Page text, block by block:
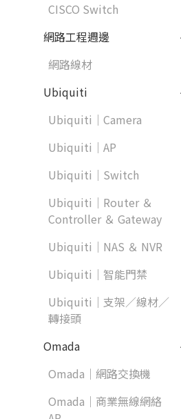
CISCO Switch
網路工程週邊
網路線材
Ubiquiti
Ubiquiti｜Camera
Ubiquiti｜AP
Ubiquiti｜Switch
Ubiquiti｜Router ＆
Controller ＆ Gateway
Ubiquiti｜NAS ＆ NVR
Ubiquiti｜智能門禁
Ubiquiti｜支架／線材／
轉接頭
Omada
Omada｜網路交換機
Omada｜商業無線網絡